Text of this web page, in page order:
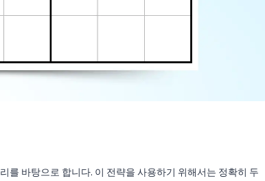
를 바탕으로 합니다. 이 전략을 사용하기 위해서는 정확히 두